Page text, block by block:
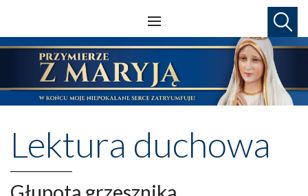
Lektura duchowa